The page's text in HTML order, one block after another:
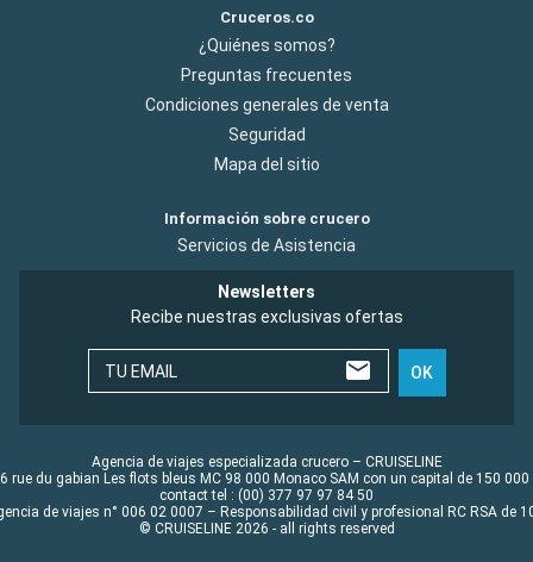
Cruceros.co
¿Quiénes somos?
Preguntas frecuentes
Condiciones generales de venta
Seguridad
Mapa del sitio
Información sobre crucero
Servicios de Asistencia
Newsletters
Recibe nuestras exclusivas ofertas
TU EMAIL OK
Agencia de viajes especializada crucero – CRUISELINE
rue du gabian Les flots bleus MC 98 000 Monaco SAM con un capital de 150 000
contact tel : (00) 377 97 97 84 50
de viajes n° 006 02 0007 – Responsabilidad civil y profesional RC RSA de
© CRUISELINE 2026 - all rights reserved